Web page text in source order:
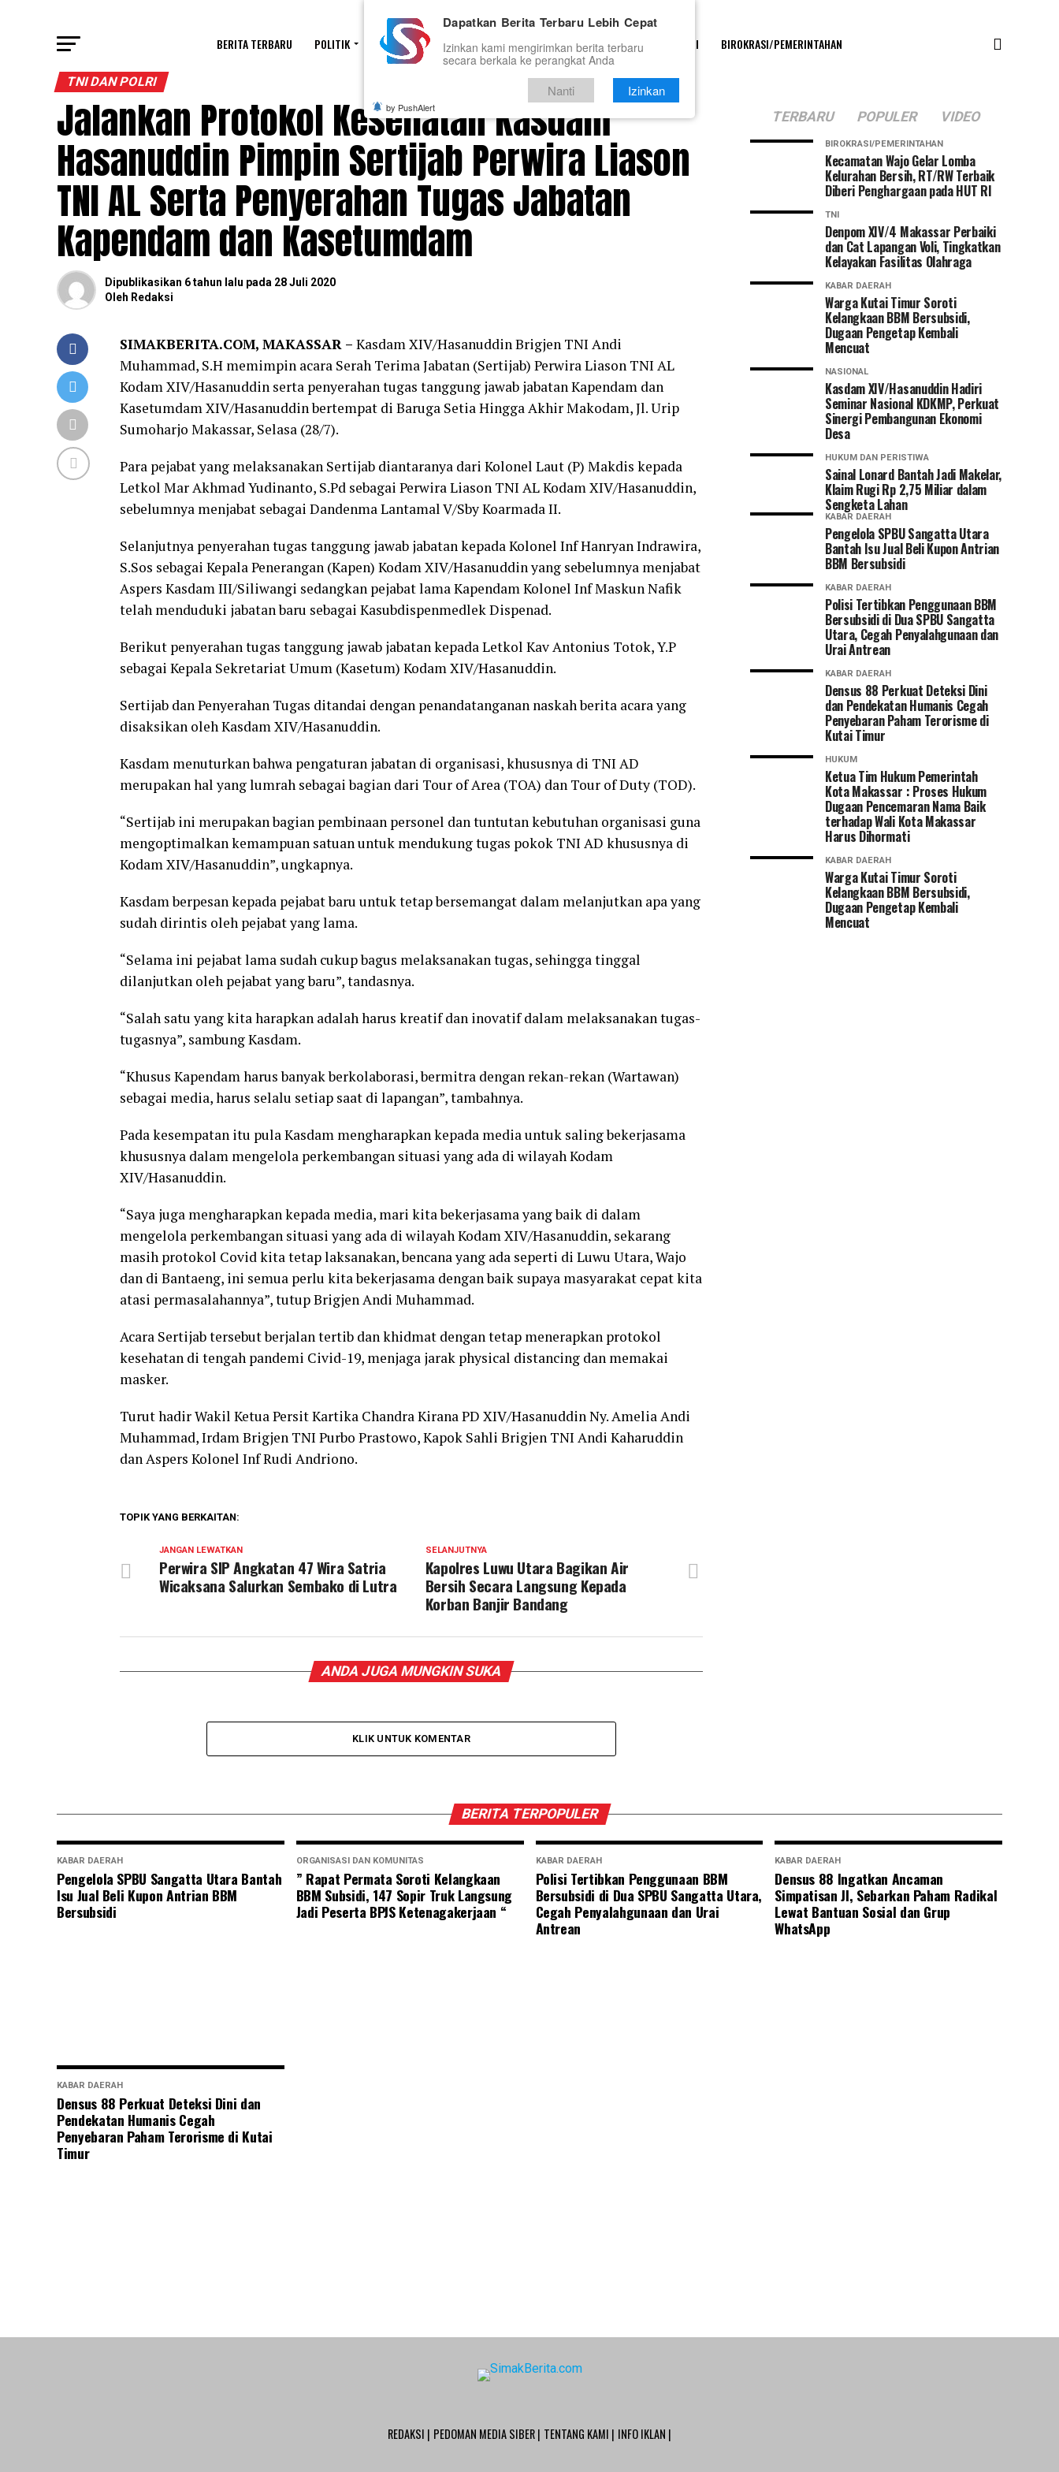
BERITA TERBARU POLITIK HUKUM PENDIDIKAN OLAHRAGA OPINI TNI DAN POLRI BIROKRASI/PEMERINTAHAN
TNI DAN POLRI
Jalankan Protokol Kesehatan Kasdam
Hasanuddin Pimpin Sertijab Perwira Liason
TNI AL Serta Penyerahan Tugas Jabatan
Kapendam dan Kasetumdam
Dipublikasikan 6 tahun lalu pada 28 Juli 2020
Oleh Redaksi
SIMAKBERITA.COM, MAKASSAR – Kasdam XIV/Hasanuddin Brigjen TNI Andi
Muhammad, S.H memimpin acara Serah Terima Jabatan (Sertijab) Perwira Liason TNI AL
Kodam XIV/Hasanuddin serta penyerahan tugas tanggung jawab jabatan Kapendam dan
Kasetumdam XIV/Hasanuddin bertempat di Baruga Setia Hingga Akhir Makodam, Jl. Urip
Sumoharjo Makassar, Selasa (28/7).
Para pejabat yang melaksanakan Sertijab diantaranya dari Kolonel Laut (P) Makdis kepada
Letkol Mar Akhmad Yudinanto, S.Pd sebagai Perwira Liason TNI AL Kodam XIV/Hasanuddin,
sebelumnya menjabat sebagai Dandenma Lantamal V/Sby Koarmada II.
Selanjutnya penyerahan tugas tanggung jawab jabatan kepada Kolonel Inf Hanryan Indrawira,
S.Sos sebagai Kepala Penerangan (Kapen) Kodam XIV/Hasanuddin yang sebelumnya menjabat
Aspers Kasdam III/Siliwangi sedangkan pejabat lama Kapendam Kolonel Inf Maskun Nafik
telah menduduki jabatan baru sebagai Kasubdispenmedlek Dispenad.
Berikut penyerahan tugas tanggung jawab jabatan kepada Letkol Kav Antonius Totok, Y.P
sebagai Kepala Sekretariat Umum (Kasetum) Kodam XIV/Hasanuddin.
Sertijab dan Penyerahan Tugas ditandai dengan penandatanganan naskah berita acara yang
disaksikan oleh Kasdam XIV/Hasanuddin.
Kasdam menuturkan bahwa pengaturan jabatan di organisasi, khususnya di TNI AD
merupakan hal yang lumrah sebagai bagian dari Tour of Area (TOA) dan Tour of Duty (TOD).
“Sertijab ini merupakan bagian pembinaan personel dan tuntutan kebutuhan organisasi guna
mengoptimalkan kemampuan satuan untuk mendukung tugas pokok TNI AD khususnya di
Kodam XIV/Hasanuddin”, ungkapnya.
Kasdam berpesan kepada pejabat baru untuk tetap bersemangat dalam melanjutkan apa yang
sudah dirintis oleh pejabat yang lama.
“Selama ini pejabat lama sudah cukup bagus melaksanakan tugas, sehingga tinggal
dilanjutkan oleh pejabat yang baru”, tandasnya.
“Salah satu yang kita harapkan adalah harus kreatif dan inovatif dalam melaksanakan tugas-
tugasnya”, sambung Kasdam.
“Khusus Kapendam harus banyak berkolaborasi, bermitra dengan rekan-rekan (Wartawan)
sebagai media, harus selalu setiap saat di lapangan”, tambahnya.
Pada kesempatan itu pula Kasdam mengharapkan kepada media untuk saling bekerjasama
khususnya dalam mengelola perkembangan situasi yang ada di wilayah Kodam
XIV/Hasanuddin.
“Saya juga mengharapkan kepada media, mari kita bekerjasama yang baik di dalam
mengelola perkembangan situasi yang ada di wilayah Kodam XIV/Hasanuddin, sekarang
masih protokol Covid kita tetap laksanakan, bencana yang ada seperti di Luwu Utara, Wajo
dan di Bantaeng, ini semua perlu kita bekerjasama dengan baik supaya masyarakat cepat kita
atasi permasalahannya”, tutup Brigjen Andi Muhammad.
Acara Sertijab tersebut berjalan tertib dan khidmat dengan tetap menerapkan protokol
kesehatan di tengah pandemi Civid-19, menjaga jarak physical distancing dan memakai
masker.
Turut hadir Wakil Ketua Persit Kartika Chandra Kirana PD XIV/Hasanuddin Ny. Amelia Andi
Muhammad, Irdam Brigjen TNI Purbo Prastowo, Kapok Sahli Brigjen TNI Andi Kaharuddin
dan Aspers Kolonel Inf Rudi Andriono.
TOPIK YANG BERKAITAN:
SELANJUTNYA
Kapolres Luwu Utara Bagikan Air
Bersih Secara Langsung Kepada
Korban Banjir Bandang
JANGAN LEWATKAN
Perwira SIP Angkatan 47 Wira Satria
Wicaksana Salurkan Sembako di Lutra
ANDA JUGA MUNGKIN SUKA
KLIK UNTUK KOMENTAR
TERBARU POPULER VIDEO
BIROKRASI/PEMERINTAHAN
Kecamatan Wajo Gelar Lomba
Kelurahan Bersih, RT/RW Terbaik
Diberi Penghargaan pada HUT RI
TNI
Denpom XIV/4 Makassar Perbaiki
dan Cat Lapangan Voli, Tingkatkan
Kelayakan Fasilitas Olahraga
KABAR DAERAH
Warga Kutai Timur Soroti
Kelangkaan BBM Bersubsidi,
Dugaan Pengetap Kembali
Mencuat
NASIONAL
Kasdam XIV/Hasanuddin Hadiri
Seminar Nasional KDKMP, Perkuat
Sinergi Pembangunan Ekonomi
Desa
HUKUM DAN PERISTIWA
Sainal Lonard Bantah Jadi Makelar,
Klaim Rugi Rp 2,75 Miliar dalam
Sengketa Lahan
KABAR DAERAH
Pengelola SPBU Sangatta Utara
Bantah Isu Jual Beli Kupon Antrian
BBM Bersubsidi
KABAR DAERAH
Polisi Tertibkan Penggunaan BBM
Bersubsidi di Dua SPBU Sangatta
Utara, Cegah Penyalahgunaan dan
Urai Antrean
KABAR DAERAH
Densus 88 Perkuat Deteksi Dini
dan Pendekatan Humanis Cegah
Penyebaran Paham Terorisme di
Kutai Timur
HUKUM
Ketua Tim Hukum Pemerintah
Kota Makassar : Proses Hukum
Dugaan Pencemaran Nama Baik
terhadap Wali Kota Makassar
Harus Dihormati
KABAR DAERAH
Warga Kutai Timur Soroti
Kelangkaan BBM Bersubsidi,
Dugaan Pengetap Kembali
Mencuat
BERITA TERPOPULER
KABAR DAERAH
Pengelola SPBU Sangatta Utara Bantah
Isu Jual Beli Kupon Antrian BBM
Bersubsidi
ORGANISASI DAN KOMUNITAS
” Rapat Permata Soroti Kelangkaan
BBM Subsidi, 147 Sopir Truk Langsung
Jadi Peserta BPJS Ketenagakerjaan “
KABAR DAERAH
Polisi Tertibkan Penggunaan BBM
Bersubsidi di Dua SPBU Sangatta Utara,
Cegah Penyalahgunaan dan Urai
Antrean
KABAR DAERAH
Densus 88 Ingatkan Ancaman
Simpatisan JI, Sebarkan Paham Radikal
Lewat Bantuan Sosial dan Grup
WhatsApp
KABAR DAERAH
Densus 88 Perkuat Deteksi Dini dan
Pendekatan Humanis Cegah
Penyebaran Paham Terorisme di Kutai
Timur
REDAKSI | PEDOMAN MEDIA SIBER | TENTANG KAMI | INFO IKLAN |
Dapatkan Berita Terbaru Lebih Cepat
Izinkan kami mengirimkan berita terbaru
secara berkala ke perangkat Anda
Nanti Izinkan
by PushAlert